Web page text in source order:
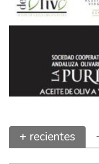
+ recientes